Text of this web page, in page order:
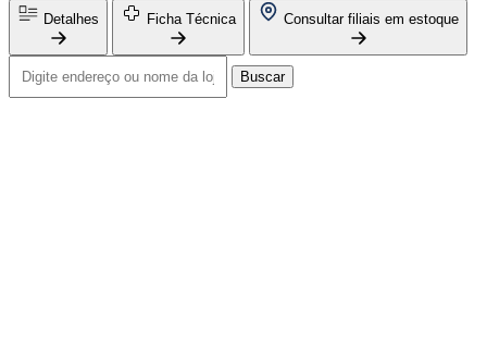
Detalhes Ficha Técnica Consultar filiais em estoque
Buscar